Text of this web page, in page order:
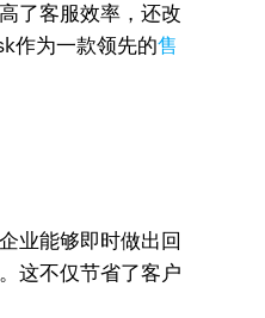
了客服效率，还改
作为一款领先的售
业能够即时做出回
这不仅节省了客户